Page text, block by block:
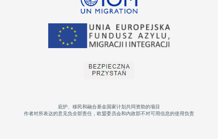
庇护、移民和融合基金国家计划共同资助的项目
作者对所表达的意见负全部责任，欧盟委员会和内政部不对可用信息的使用负责